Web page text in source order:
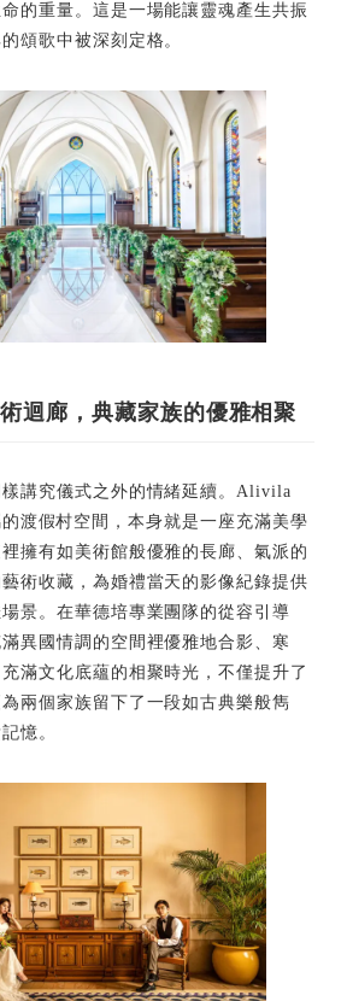
的重量。這是一場能讓靈魂產生共振
頌歌中被深刻定格。
迴廊，典藏家族的優雅相聚
講究儀式之外的情緒延續。Alivila
渡假村空間，本身就是一座充滿美學
擁有如美術館般優雅的長廊、氣派的
術收藏，為婚禮當天的影像紀錄提供
景。在華德培專業團隊的從容引導
異國情調的空間裡優雅地合影、寒
滿文化底蘊的相聚時光，不僅提升了
兩個家族留下了一段如古典樂般雋
憶。